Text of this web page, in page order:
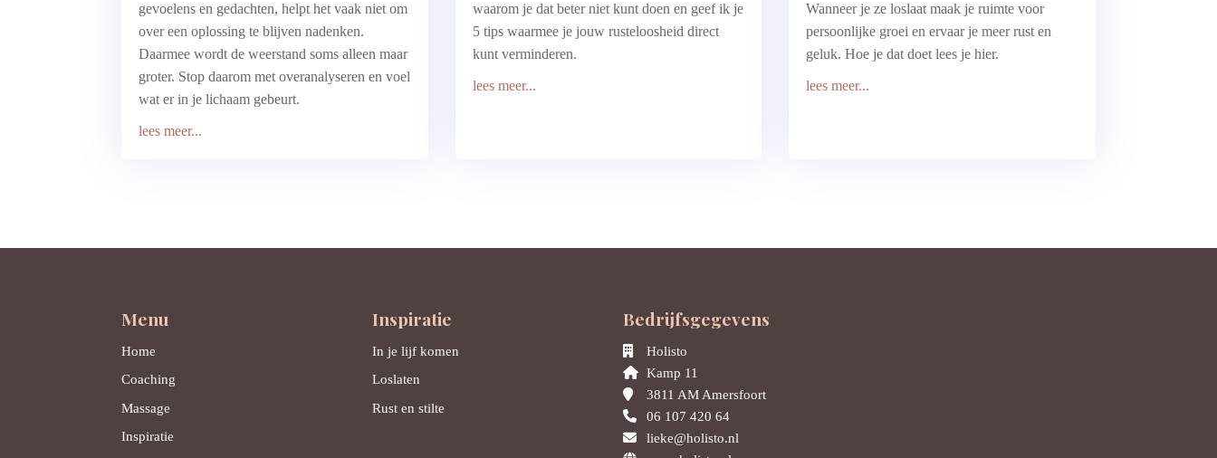
gevoelens en gedachten, helpt het vaak niet om
over een oplossing te blijven nadenken.
Daarmee wordt de weerstand soms alleen maar
groter. Stop daarom met overanalyseren en voel
wat er in je lichaam gebeurt.
lees meer...
waarom je dat beter niet kunt doen en geef ik je
5 tips waarmee je jouw rusteloosheid direct
kunt verminderen.
lees meer...
Wanneer je ze loslaat maak je ruimte voor
persoonlijke groei en ervaar je meer rust en
geluk. Hoe je dat doet lees je hier.
lees meer...
Menu
Home
Coaching
Massage
Inspiratie
Inspiratie
In je lijf komen
Loslaten
Rust en stilte
Bedrijfsgegevens
Holisto
Kamp 11
3811 AM Amersfoort
06 107 420 64
lieke@holisto.nl